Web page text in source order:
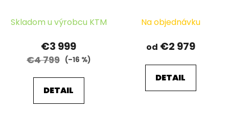
Skladom u výrobcu KTM
€3 999
€4 799 (–16 %)
DETAIL
Na objednávku
od €2 979
DETAIL